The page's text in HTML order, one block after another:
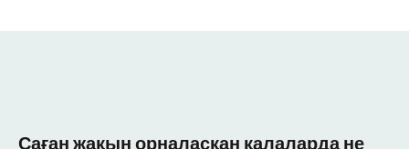
Саған жақын орналасқан қалаларда не